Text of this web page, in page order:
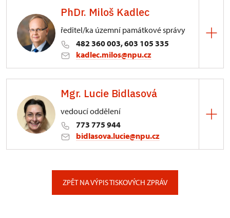
PhDr. Miloš Kadlec
ředitel/ka územní památkové správy
482 360 003, 603 105 335
kadlec.milos@npu.cz
3/, Sychrov 3
Mgr. Lucie Bidlasová
vedoucí oddělení
773 775 944
bidlasova.lucie@npu.cz
ZPĚT NA VÝPIS TISKOVÝCH ZPRÁV